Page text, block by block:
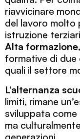
riavvicinare
del lavoro molto
istruzione
Alta formazione
formative di due
quali il settore
L’alternanza
limiti, rimane
sviluppata
ma